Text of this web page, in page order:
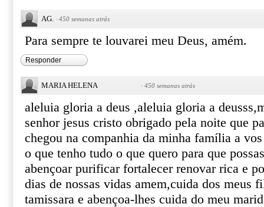
AG. · 450 semanas atrás
Para sempre te louvarei meu Deus, amém.
Responder
MARIA HELENA · 450 semanas atrás
aleluia gloria a deus ,aleluia gloria a
senhor jesus cristo obrigado pela noite que
chegou na companhia da minha família a
o que tenho tudo o que quero para que
abençoar purificar fortalecer renovar rica e
dias de nossas vidas amem,cuida dos meus
tamissara e abençoa-lhes cuida do meu